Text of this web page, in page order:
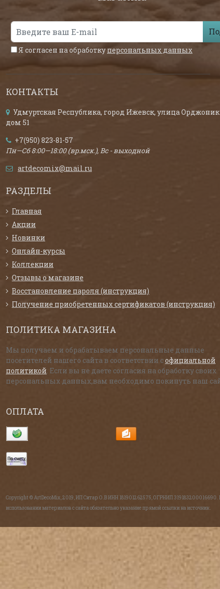
Я согласен на обработку персональных данных
КОНТАКТЫ
Удмуртская Республика, город Ижевск, улица
дом 51
+7(950) 823-81-57
Пн—Сб 8:00—18:00 (вр.мск.), Вс - выходной
artdecomix@mail.ru
РАЗДЕЛЫ
Главная
Акции
Новинки
Онлайн-курсы
Коллекции
Отзывы о магазине
Восстановление пароля (инструкция)
Получение приобретенных сертификатов (инструкция)
ПОЛИТИКА МАГАЗИНА
Мы получаем и обрабатываем персональные данные
посетителей нашего сайта в соответствии софициальной
политикой . Если вы не даете согласия на обработку своих
персональных данных,вам необходимо покинуть наш
ОПЛАТА
Copyright © ArtDecoMix, 2019, ИП Ситар О.В ИНН 181901262575, ОГРНИП 319183200016690.
использовании материалов с сайта обязательно указание прямой ссылки на источник.